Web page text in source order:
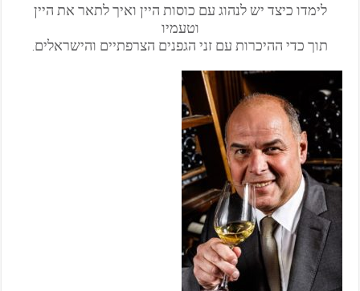
לימדו כיצד יש לנהוג עם כוסות היין ואיך לתאר את היין
וטעמיו
תוך כדי ההיכרות עם זני הגפנים הצרפתיים והישראלים.